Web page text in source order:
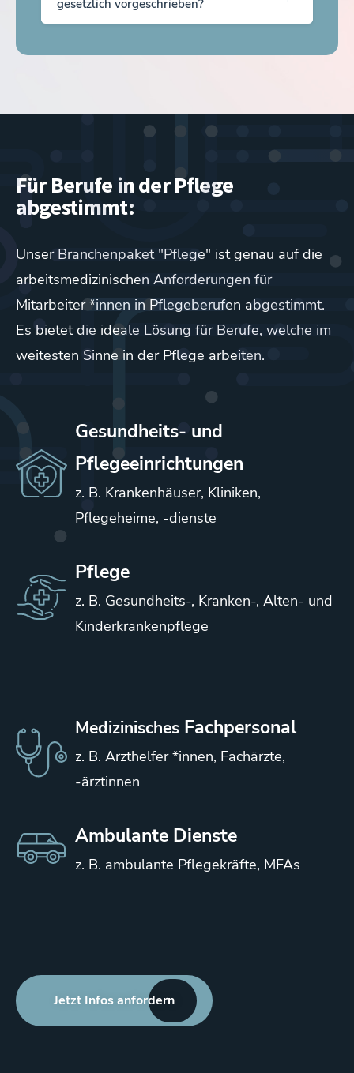
Voraussetzungen für eine Tätigkeit erfüllt
werden. Sie wird in der Regel vor Beginn einer
einer Betriebsärztin durchgeführt.
gesetzlich vorgeschrieben?
Für Berufe in der Pflege
abgestimmt:
Unser Branchenpaket "Pflege" ist genau auf die
arbeitsmedizinischen Anforderungen für
Mitarbeiter *innen in Pflegeberufen abgestimmt.
Es bietet die ideale Lösung für Berufe, welche im
weitesten Sinne in der Pflege arbeiten.
Gesundheits- und
Pflegeeinrichtungen
z. B. Krankenhäuser, Kliniken,
Pflegeheime, -dienste
Pflege
z. B. Gesundheits-, Kranken-, Alten- und
Kinderkrankenpflege
Medizinisches Fachpersonal
z. B. Arzthelfer *innen, Fachärzte,
-ärztinnen
Ambulante Dienste
z. B. ambulante Pflegekräfte, MFAs
Jetzt Infos anfordern